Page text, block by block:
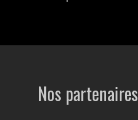
Nos partenaires